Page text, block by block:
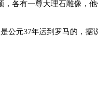
各有一尊大理石雕像，
元37年运到罗马的，